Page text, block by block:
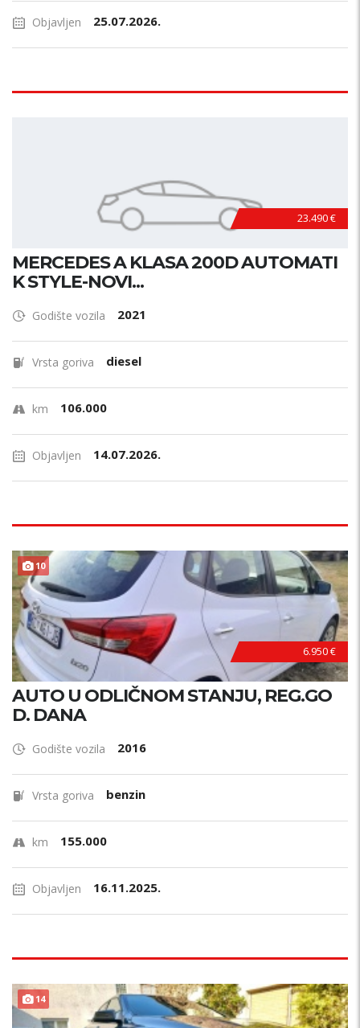
Objavljen 25.07.2026.
23.490 €
MERCEDES A KLASA 200D AUTOMATI
K STYLE-NOVI...
Godište vozila 2021
Vrsta goriva diesel
km 106.000
Objavljen 14.07.2026.
10
6.950 €
AUTO U ODLIČNOM STANJU, REG.GO
D. DANA
Godište vozila 2016
Vrsta goriva benzin
km 155.000
Objavljen 16.11.2025.
14